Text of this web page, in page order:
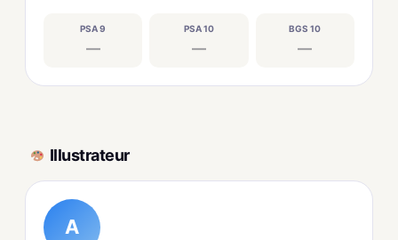
PSA 9
—
PSA 10
—
BGS 10
—
Illustrateur
A